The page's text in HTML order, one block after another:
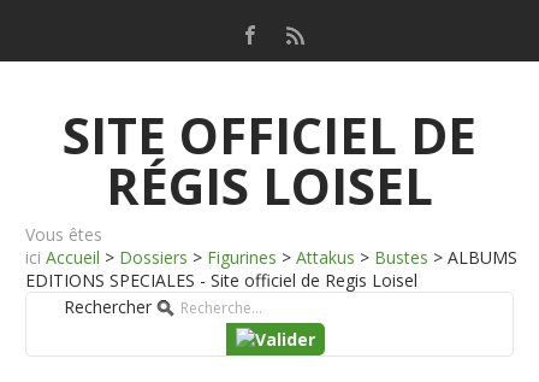
SITE OFFICIEL DE
RÉGIS LOISEL
Vous êtes
ici Accueil > Dossiers > Figurines > Attakus > Bustes > ALBUMS
EDITIONS SPECIALES - Site officiel de Regis Loisel
Rechercher